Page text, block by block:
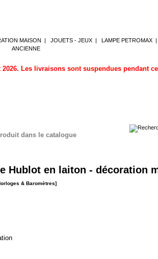
MAISON | JOUETS - JEUX | LAMPE PETROMAX |
ANCIENNE
Les livraisons sont suspendues pendant
dans le catalogue
Hublot en laiton - décoration
& Baromètres]